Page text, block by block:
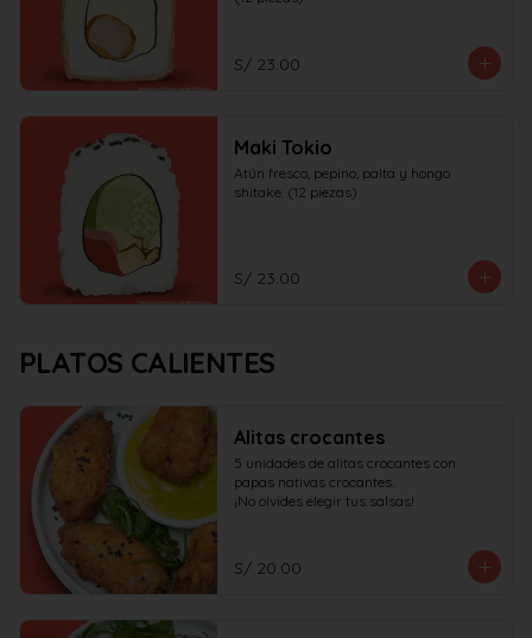
S/ 23.00
Maki Tokio
Atún fresco, pepino, palta y hongo
shitake. (12 piezas)
S/ 23.00
PLATOS CALIENTES
Alitas crocantes
5 unidades de alitas crocantes con
papas nativas crocantes.
¡No olvides elegir tus salsas!
S/ 20.00